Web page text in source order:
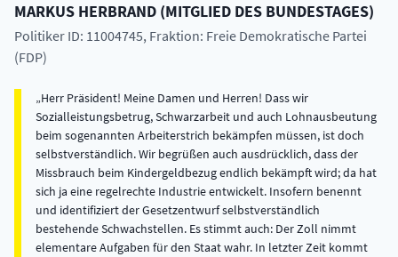
MARKUS HERBRAND (MITGLIED DES BUNDESTAGES)
Politiker ID: 11004745, Fraktion: Freie Demokratische Partei
(FDP)
Herr Präsident! Meine Damen und Herren! Dass wir
Sozialleistungsbetrug, Schwarzarbeit und auch Lohnausbeutung
beim sogenannten Arbeiterstrich bekämpfen müssen, ist doch
selbstverständlich. Wir begrüßen auch ausdrücklich, dass der
Missbrauch beim Kindergeldbezug endlich bekämpft wird; da hat
sich ja eine regelrechte Industrie entwickelt. Insofern benennt
und identifiziert der Gesetzentwurf selbstverständlich
bestehende Schwachstellen. Es stimmt auch: Der Zoll nimmt
elementare Aufgaben für den Staat wahr. In letzter Zeit kommt